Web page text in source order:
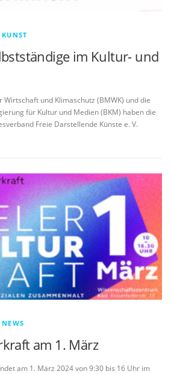
KUNST
im Kultur- und
und Klimaschutz (BMWK) und die
für Kultur und Medien (BKM) haben die
Freie Darstellende Künste e. V.
NEWS
am 1. März
am 1. März 2024 von 9:30 bis 16 Uhr im